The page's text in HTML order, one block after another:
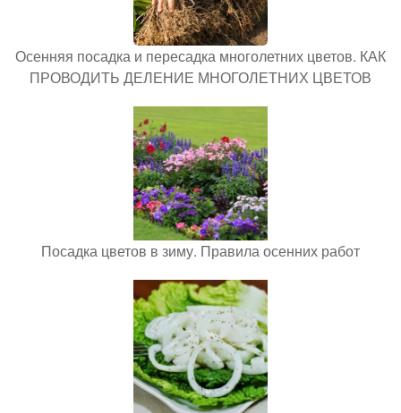
Осенняя посадка и пересадка многолетних цветов. КАК
ПРОВОДИТЬ ДЕЛЕНИЕ МНОГОЛЕТНИХ ЦВЕТОВ
Посадка цветов в зиму. Правила осенних работ